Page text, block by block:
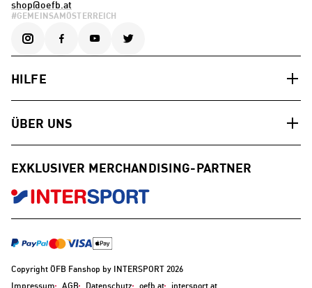
shop@oefb.at
#GEMEINSAMÖSTERREICH
HILFE
ÜBER UNS
EXKLUSIVER MERCHANDISING-PARTNER
Copyright ÖFB Fanshop by INTERSPORT 2026